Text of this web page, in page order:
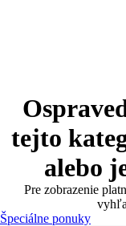
tejto
alebo
Pre zobrazenie
Špeciálne ponuky